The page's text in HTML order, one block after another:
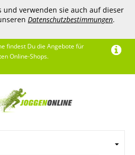
und verwenden sie auch auf dieser
Datenschutzbestimmungen.
findest Du die Angebote für
Online-Shops.